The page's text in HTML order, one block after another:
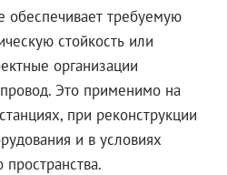
обеспечивает требуемую
стойкость или
организации
Это применимо на
при реконструкции
и в условиях